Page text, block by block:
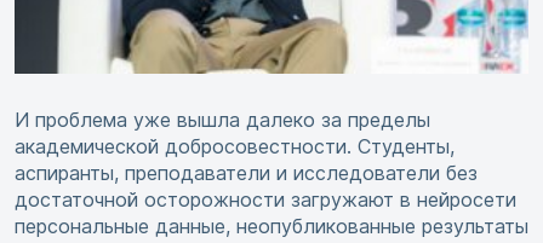
И проблема уже вышла далеко за пределы
академической добросовестности. Студенты,
аспиранты, преподаватели и исследователи без
достаточной осторожности загружают в нейросети
персональные данные, неопубликованные результаты